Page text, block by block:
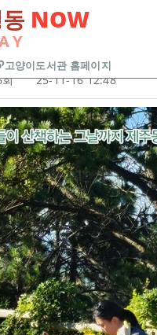
NOW
고양이도서관 홈페이지
산책봉사>
25-11-16 12:48